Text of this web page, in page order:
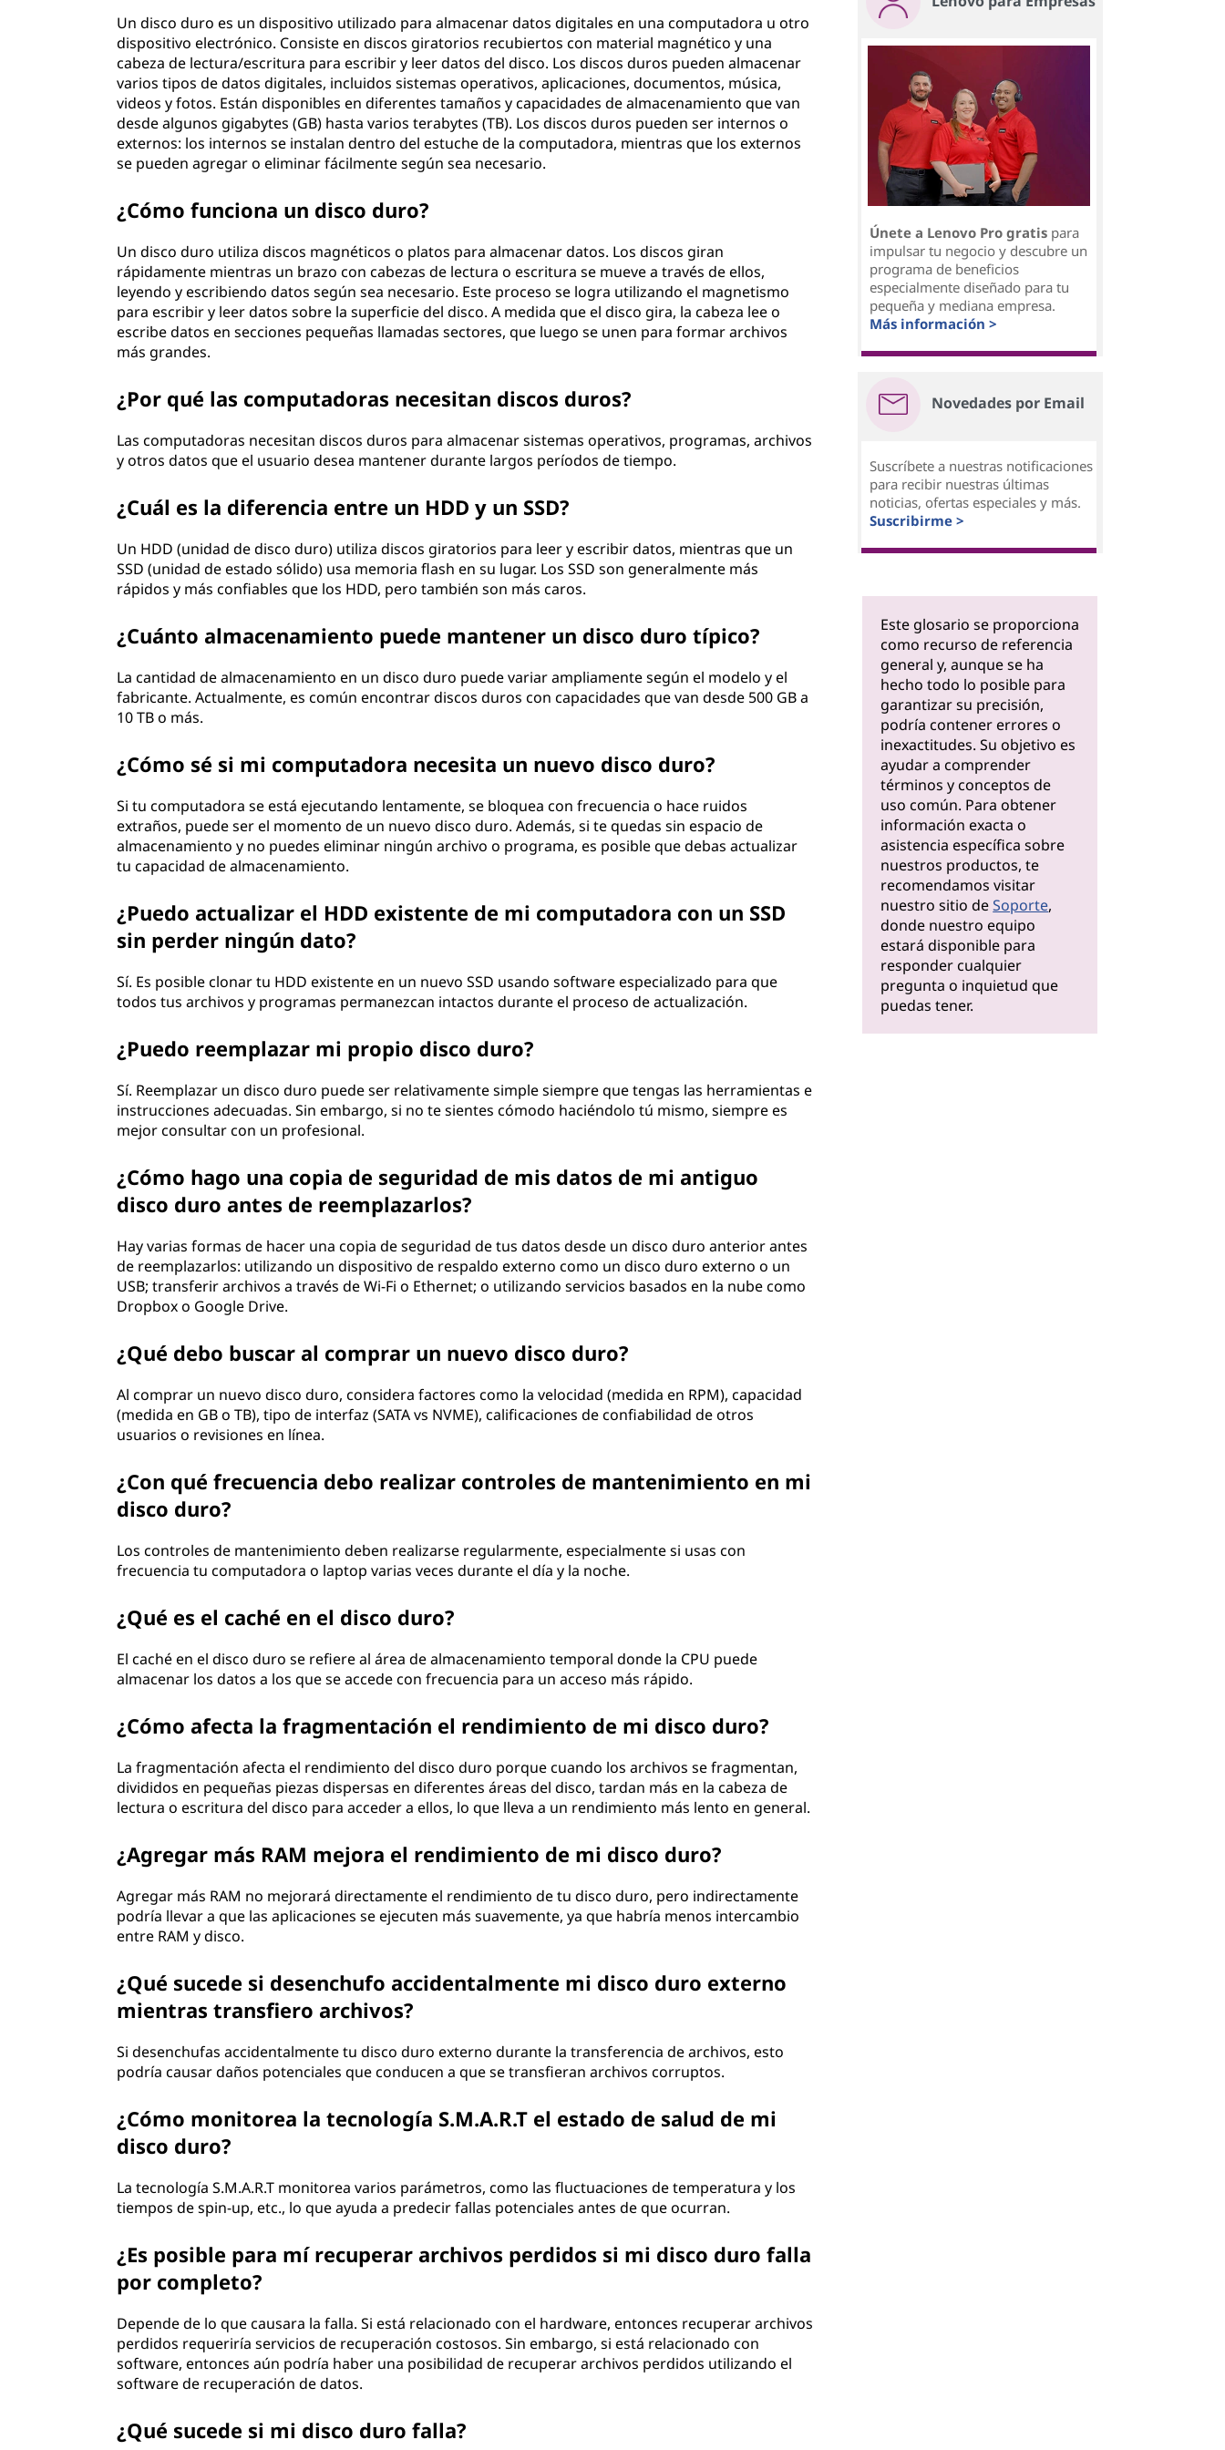
Un disco duro es un dispositivo utilizado para almacenar datos digitales en una computadora u otro
dispositivo electrónico. Consiste en discos giratorios recubiertos con material magnético y una
cabeza de lectura/escritura para escribir y leer datos del disco. Los discos duros pueden almacenar
varios tipos de datos digitales, incluidos sistemas operativos, aplicaciones, documentos, música,
videos y fotos. Están disponibles en diferentes tamaños y capacidades de almacenamiento que van
desde algunos gigabytes (GB) hasta varios terabytes (TB). Los discos duros pueden ser internos o
externos: los internos se instalan dentro del estuche de la computadora, mientras que los externos
se pueden agregar o eliminar fácilmente según sea necesario.
¿Cómo funciona un disco duro?
Un disco duro utiliza discos magnéticos o platos para almacenar datos. Los discos giran
rápidamente mientras un brazo con cabezas de lectura o escritura se mueve a través de ellos,
leyendo y escribiendo datos según sea necesario. Este proceso se logra utilizando el magnetismo
para escribir y leer datos sobre la superficie del disco. A medida que el disco gira, la cabeza lee o
escribe datos en secciones pequeñas llamadas sectores, que luego se unen para formar archivos
más grandes.
¿Por qué las computadoras necesitan discos duros?
Las computadoras necesitan discos duros para almacenar sistemas operativos, programas, archivos
y otros datos que el usuario desea mantener durante largos períodos de tiempo.
¿Cuál es la diferencia entre un HDD y un SSD?
Un HDD (unidad de disco duro) utiliza discos giratorios para leer y escribir datos, mientras que un
SSD (unidad de estado sólido) usa memoria flash en su lugar. Los SSD son generalmente más
rápidos y más confiables que los HDD, pero también son más caros.
¿Cuánto almacenamiento puede mantener un disco duro típico?
La cantidad de almacenamiento en un disco duro puede variar ampliamente según el modelo y el
fabricante. Actualmente, es común encontrar discos duros con capacidades que van desde 500 GB a
10 TB o más.
¿Cómo sé si mi computadora necesita un nuevo disco duro?
Si tu computadora se está ejecutando lentamente, se bloquea con frecuencia o hace ruidos
extraños, puede ser el momento de un nuevo disco duro. Además, si te quedas sin espacio de
almacenamiento y no puedes eliminar ningún archivo o programa, es posible que debas actualizar
tu capacidad de almacenamiento.
¿Puedo actualizar el HDD existente de mi computadora con un SSD
sin perder ningún dato?
Sí. Es posible clonar tu HDD existente en un nuevo SSD usando software especializado para que
todos tus archivos y programas permanezcan intactos durante el proceso de actualización.
¿Puedo reemplazar mi propio disco duro?
Sí. Reemplazar un disco duro puede ser relativamente simple siempre que tengas las herramientas e
instrucciones adecuadas. Sin embargo, si no te sientes cómodo haciéndolo tú mismo, siempre es
mejor consultar con un profesional.
¿Cómo hago una copia de seguridad de mis datos de mi antiguo
disco duro antes de reemplazarlos?
Hay varias formas de hacer una copia de seguridad de tus datos desde un disco duro anterior antes
de reemplazarlos: utilizando un dispositivo de respaldo externo como un disco duro externo o un
USB; transferir archivos a través de Wi-Fi o Ethernet; o utilizando servicios basados en la nube como
Dropbox o Google Drive.
¿Qué debo buscar al comprar un nuevo disco duro?
Al comprar un nuevo disco duro, considera factores como la velocidad (medida en RPM), capacidad
(medida en GB o TB), tipo de interfaz (SATA vs NVME), calificaciones de confiabilidad de otros
usuarios o revisiones en línea.
¿Con qué frecuencia debo realizar controles de mantenimiento en mi
disco duro?
Los controles de mantenimiento deben realizarse regularmente, especialmente si usas con
frecuencia tu computadora o laptop varias veces durante el día y la noche.
¿Qué es el caché en el disco duro?
El caché en el disco duro se refiere al área de almacenamiento temporal donde la CPU puede
almacenar los datos a los que se accede con frecuencia para un acceso más rápido.
¿Cómo afecta la fragmentación el rendimiento de mi disco duro?
La fragmentación afecta el rendimiento del disco duro porque cuando los archivos se fragmentan,
divididos en pequeñas piezas dispersas en diferentes áreas del disco, tardan más en la cabeza de
lectura o escritura del disco para acceder a ellos, lo que lleva a un rendimiento más lento en general.
¿Agregar más RAM mejora el rendimiento de mi disco duro?
Agregar más RAM no mejorará directamente el rendimiento de tu disco duro, pero indirectamente
podría llevar a que las aplicaciones se ejecuten más suavemente, ya que habría menos intercambio
entre RAM y disco.
¿Qué sucede si desenchufo accidentalmente mi disco duro externo
mientras transfiero archivos?
Si desenchufas accidentalmente tu disco duro externo durante la transferencia de archivos, esto
podría causar daños potenciales que conducen a que se transfieran archivos corruptos.
¿Cómo monitorea la tecnología S.M.A.R.T el estado de salud de mi
disco duro?
La tecnología S.M.A.R.T monitorea varios parámetros, como las fluctuaciones de temperatura y los
tiempos de spin-up, etc., lo que ayuda a predecir fallas potenciales antes de que ocurran.
¿Es posible para mí recuperar archivos perdidos si mi disco duro falla
por completo?
Depende de lo que causara la falla. Si está relacionado con el hardware, entonces recuperar archivos
perdidos requeriría servicios de recuperación costosos. Sin embargo, si está relacionado con
software, entonces aún podría haber una posibilidad de recuperar archivos perdidos utilizando el
software de recuperación de datos.
¿Qué sucede si mi disco duro falla?
Únete a Lenovo Pro gratispara
impulsar tu negocio y descubre un
programa de beneficios
especialmente diseñado para tu
pequeña y mediana empresa.
Más información >
Novedades por Email
Suscríbete a nuestras notificaciones
para recibir nuestras últimas
noticias, ofertas especiales y más.
Suscribirme >
Este glosario se proporciona
como recurso de referencia
general y, aunque se ha
hecho todo lo posible para
garantizar su precisión,
podría contener errores o
inexactitudes. Su objetivo es
ayudar a comprender
términos y conceptos de
uso común. Para obtener
información exacta o
asistencia específica sobre
nuestros productos, te
recomendamos visitar
nuestro sitio deSoporte,
donde nuestro equipo
estará disponible para
responder cualquier
pregunta o inquietud que
puedas tener.